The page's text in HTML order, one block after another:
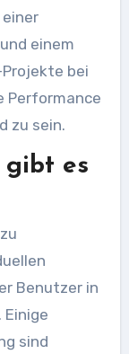
einem
bei
Performance
zu sein.
gibt es
Benutzer in
sind